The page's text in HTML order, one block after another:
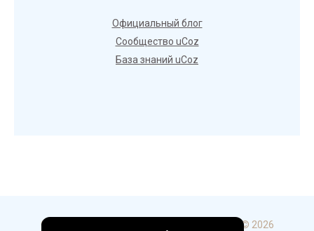
Официальный блог
Сообщество uCoz
База знаний uCoz
Copyright ГБПОУ УКИП и С в г. Стерлитамак © 2026